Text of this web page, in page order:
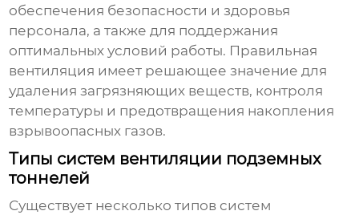
обеспечения безопасности и здоровья
персонала, а также для поддержания
оптимальных условий работы. Правильная
вентиляция имеет решающее значение для
удаления загрязняющих веществ, контроля
температуры и предотвращения накопления
взрывоопасных газов.
Типы систем вентиляции подземных
тоннелей
Существует несколько типов систем